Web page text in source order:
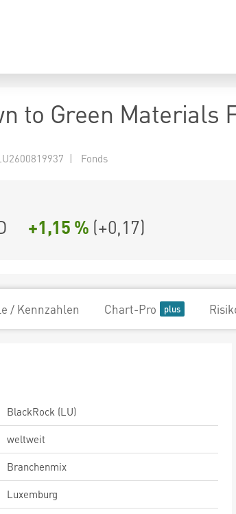
to Green Materials
| Fonds
+1,15 % (+0,17)
/ Kennzahlen Chart-Pro
BlackRock (LU)
weltweit
Branchenmix
Luxemburg